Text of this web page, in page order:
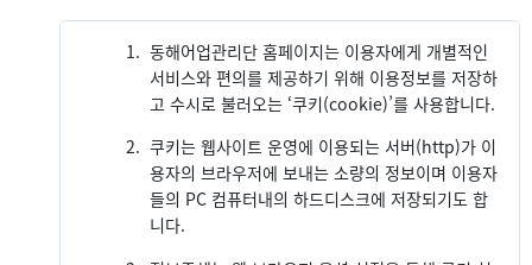
1. 동해어업관리단 홈페이지는 이용자에게 개별적인
서비스와 편의를 제공하기 위해 이용정보를 저장하
고 수시로 불러오는 ‘쿠키(cookie)’를 사용합니다.
2. 쿠키는 웹사이트 운영에 이용되는 서버(http)가 이
용자의 브라우저에 보내는 소량의 정보이며 이용자
들의 PC 컴퓨터내의 하드디스크에 저장되기도 합
니다.